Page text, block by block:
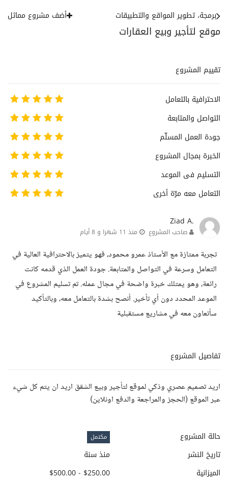
موقع لتأجير وبيع العقارات
برمجة، تطوير المواقع والتطبيقات أضف مشروع مماثل
تقييم المشروع
الاحترافية بالتعامل
التواصل والمتابعة
جودة العمل المسلّم
الخبرة بمجال المشروع
التسليم فى الموعد
التعامل معه مرّة أخرى
Ziad A.
صاحب المشروع منذ 11 شهرا و 8 أيام
تجربة ممتازة مع الأستاذ عمرو محمود، فهو يتميز بالاحترافية العالية في
التعامل وسرعة في التواصل والمتابعة. جودة العمل الذي قدمه كانت
رائعة، وهو يمتلك خبرة واضحة في مجال عمله. تم تسليم المشروع في
الموعد المحدد دون أي تأخير. أنصح بشدة بالتعامل معه، وبالتأكيد
سأتعاون معه في مشاريع مستقبلية
تفاصيل المشروع
اريد تصميم عصري وذكي لموقع لتأجير وبيع الشقق اريد ان يتم كل شيء
عبر الموقع (الحجز والمراجعة والدفع اونلاين)
حالة المشروع مكتمل
تاريخ النشر
منذ سنة
الميزانية
$250.00 - $500.00